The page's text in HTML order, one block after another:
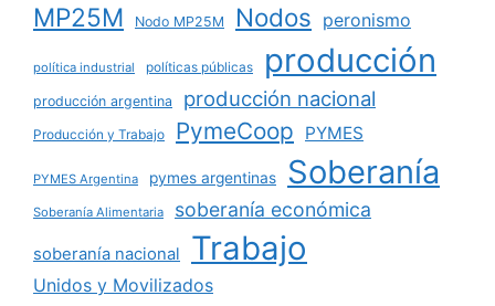
MP25M Nodo MP25M Nodos peronismo
política industrial políticas públicas producción
producción argentina producción nacional
Producción y Trabajo PymeCoop PYMES
PYMES Argentina pymes argentinas Soberanía
Soberanía Alimentaria soberanía económica
soberanía nacional Trabajo
Unidos y Movilizados